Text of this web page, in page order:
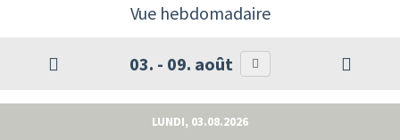
Vue hebdomadaire
03. - 09. août
LUNDI, 03.08.2026